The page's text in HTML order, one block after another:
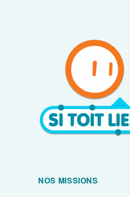
Citoyenneté
NOS MISSIONS